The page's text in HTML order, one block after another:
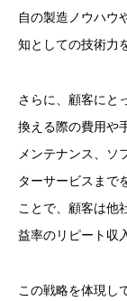
自の製造ノウハウ
知としての技術力
さらに、顧客にと
換える際の費用や
メンテナンス、ソ
ターサービスまで
ことで、顧客は他
益率のリピート収
この戦略を体現し